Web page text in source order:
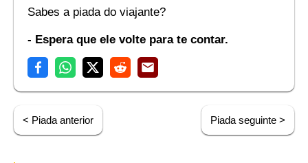
Sabes a piada do viajante?
- Espera que ele volte para te contar.
< Piada anterior Piada seguinte >